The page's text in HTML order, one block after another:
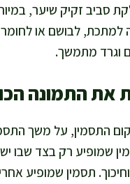
סביב זקיק שיער,
למתכת, לבושם או לחומר
וגרד מתמשך.
את התמונה
התסמין, על משך
שמופיע רק בצד שבו
תסמין שמופיע